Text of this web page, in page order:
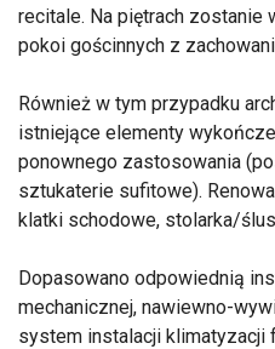
recitale. Na piętrach zostanie
pokoi gościnnych z
Również w tym przypadku
istniejące elementy
ponownego zastosowania
sztukaterie sufitowe).
klatki schodowe, stolarka/
Dopasowano odpowiednią
mechanicznej, nawiewno-
system instalacji klimatyzacji